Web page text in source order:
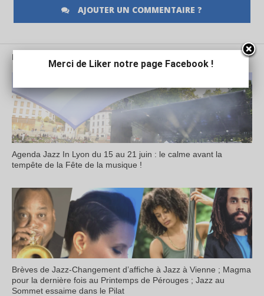
AJOUTER UN COMMENTAIRE ?
PLUS À LIRE DANS JAZZAGENDA
Agenda Jazz In Lyon du 15 au 21 juin : le calme avant la
tempête de la Fête de la musique !
Brèves de Jazz-Changement d’affiche à Jazz à Vienne ; Magma
pour la dernière fois au Printemps de Pérouges ; Jazz au
Sommet essaime dans le Pilat
Merci de Liker notre page Facebook !